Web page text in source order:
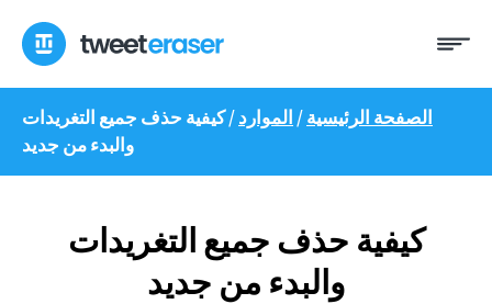
إلى
المحتوى
الصفحة الرئيسية/ الموارد/كيفية حذف جميع التغريدات
والبدء من جديد
كيفية حذف جميع التغريدات
والبدء من جديد